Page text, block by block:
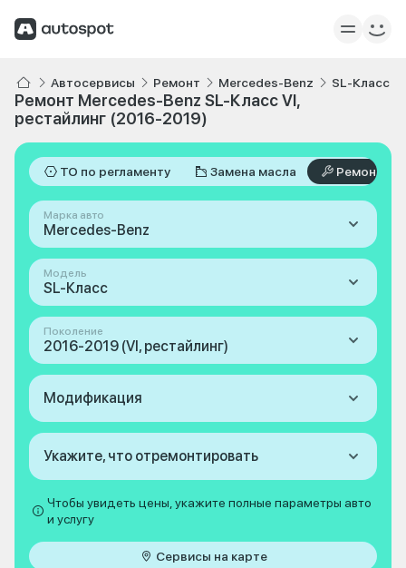
Автосервисы Ремонт Mercedes-Benz SL-Класс
Ремонт Mercedes-Benz SL-Класс VI,
рестайлинг (2016-2019)
ТО по регламенту Замена масла Ремонт
Марка авто
Mercedes-Benz
Модель
SL-Класс
Поколение
2016-2019 (VI, рестайлинг)
Модификация
Укажите, что отремонтировать
Чтобы увидеть цены, укажите полные параметры авто
и услугу
Сервисы на карте